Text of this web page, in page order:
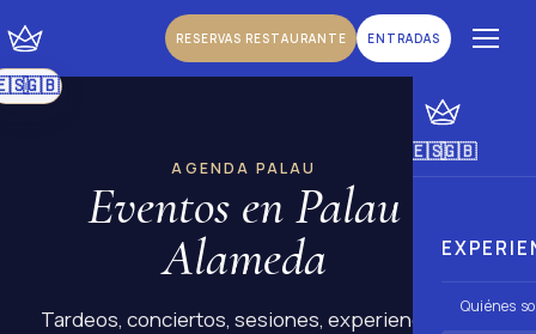
Español
|🇬🇧
Inglés
RESERVAS RESTAURANTE ENTRADAS
🇪🇸
Español
|🇬🇧
Inglés
Quiénes
AGENDA PALAU
Eventos en Palau
Alameda
Tardeos, conciertos, sesiones, experiencias